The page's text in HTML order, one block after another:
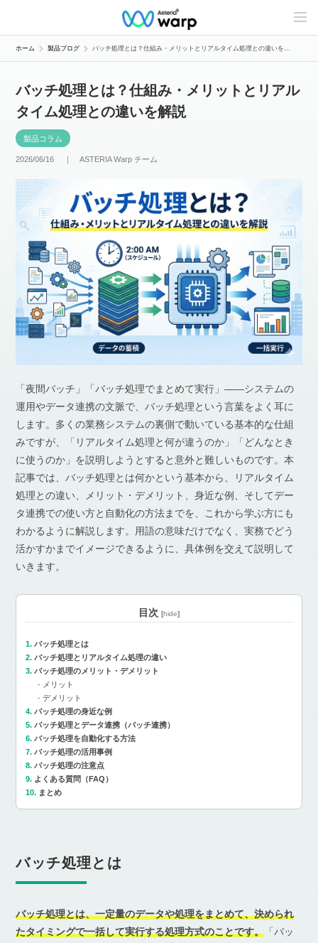
C
n
e
s
ホーム 製品ブログ バッチ処理とは？仕組み・メリットとリアルタイム処理との違いを...
バッチ処理とは？仕組み・メリットとリアル
タイム処理との違いを解説
製品コラム
2026/06/16 ｜ASTERIA Warp チーム
「夜間バッチ」「バッチ処理でまとめて実行」――システムの
運用やデータ連携の文脈で、バッチ処理という言葉をよく耳に
します。多くの業務システムの裏側で動いている基本的な仕組
みですが、「リアルタイム処理と何が違うのか」「どんなとき
に使うのか」を説明しようとすると意外と難しいものです。本
記事では、バッチ処理とは何かという基本から、リアルタイム
処理との違い、メリット・デメリット、身近な例、そしてデー
タ連携での使い方と自動化の方法までを、これから学ぶ方にも
わかるように解説します。用語の意味だけでなく、実務でどう
活かすかまでイメージできるように、具体例を交えて説明して
いきます。
目次 [hide]
バッチ処理とは
バッチ処理とリアルタイム処理の違い
バッチ処理のメリット・デメリット
メリット
デメリット
バッチ処理の身近な例
バッチ処理とデータ連携（バッチ連携）
バッチ処理を自動化する方法
バッチ処理の活用事例
バッチ処理の注意点
よくある質問（FAQ）
まとめ
バッチ処理とは
バッチ処理とは、一定量のデータや処理をまとめて、決められ
たタイミングで一括して実行する処理方式のことです。 「バッ